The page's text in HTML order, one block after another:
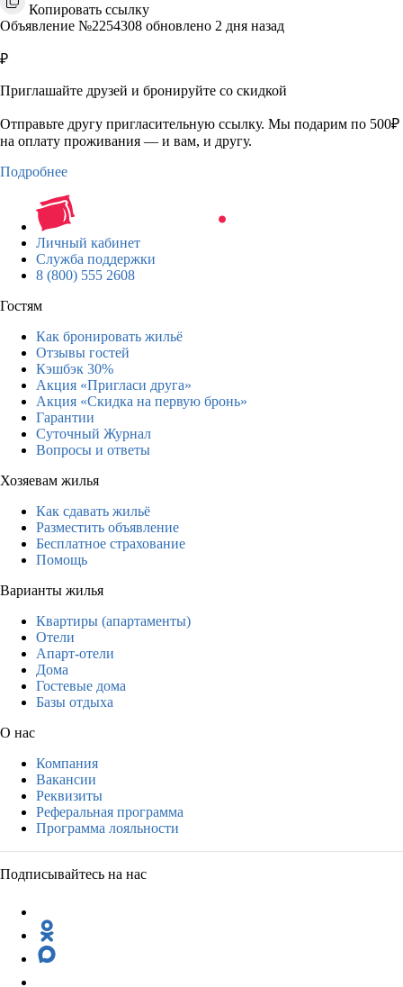
Копировать ссылку
Объявление №2254308 обновлено 2 дня назад
₽
Приглашайте друзей и бронируйте со скидкой
Отправьте другу пригласительную ссылку. Мы подарим по 500₽
на оплату проживания — и вам, и другу.
Подробнее
Личный кабинет
Служба поддержки
8 (800) 555 2608
Гостям
Как бронировать жильё
Отзывы гостей
Кэшбэк 30%
Акция «Пригласи друга»
Акция «Скидка на первую бронь»
Гарантии
Суточный Журнал
Вопросы и ответы
Хозяевам жилья
Как сдавать жильё
Разместить объявление
Бесплатное страхование
Помощь
Варианты жилья
Квартиры (апартаменты)
Отели
Апарт-отели
Дома
Гостевые дома
Базы отдыха
О нас
Компания
Вакансии
Реквизиты
Реферальная программа
Программа лояльности
Подписывайтесь на нас